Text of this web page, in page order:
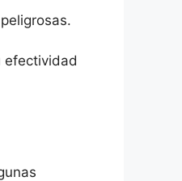
efectividad